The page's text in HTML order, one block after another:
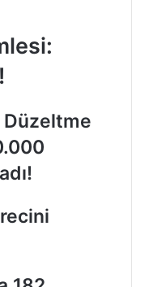
Düzeltme